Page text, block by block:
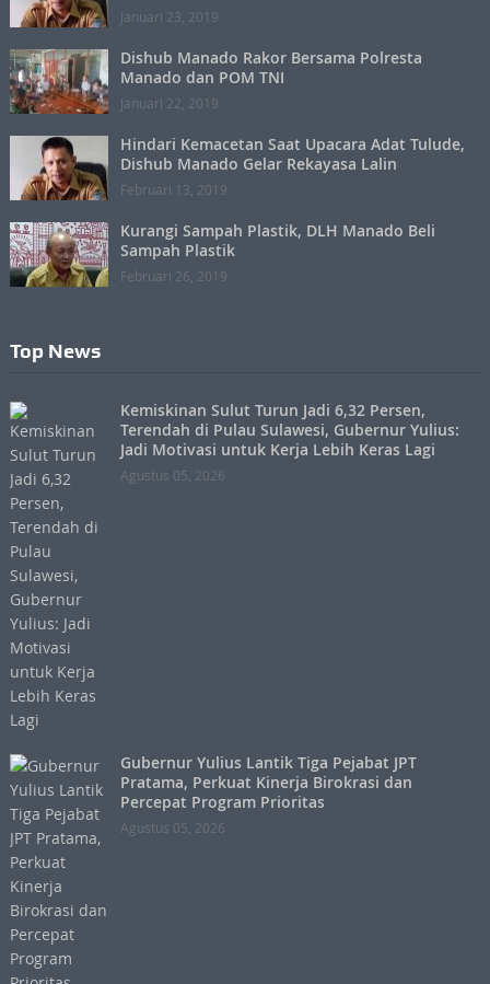
Januari 23, 2019
Dishub Manado Rakor Bersama Polresta
Manado dan POM TNI
Januari 22, 2019
Hindari Kemacetan Saat Upacara Adat Tulude,
Dishub Manado Gelar Rekayasa Lalin
Februari 13, 2019
Kurangi Sampah Plastik, DLH Manado Beli
Sampah Plastik
Februari 26, 2019
Top News
Kemiskinan Sulut Turun Jadi 6,32 Persen,
Terendah di Pulau Sulawesi, Gubernur Yulius:
Jadi Motivasi untuk Kerja Lebih Keras Lagi
Agustus 05, 2026
Gubernur Yulius Lantik Tiga Pejabat JPT
Pratama, Perkuat Kinerja Birokrasi dan
Percepat Program Prioritas
Agustus 05, 2026